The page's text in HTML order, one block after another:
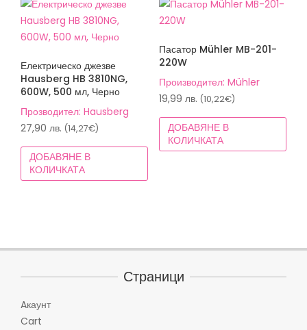
Електрическо джезве
Hausberg HB 3810NG,
600W, 500 мл, Черно
Прозводител: Hausberg
27,90 лв. (14,27€)
ДОБАВЯНЕ В
КОЛИЧКАТА
Пасатор Mühler MB-201-
220W
Производител: Mühler
19,99 лв. (10,22€)
ДОБАВЯНЕ В
КОЛИЧКАТА
Страници
Aкаунт
Cart